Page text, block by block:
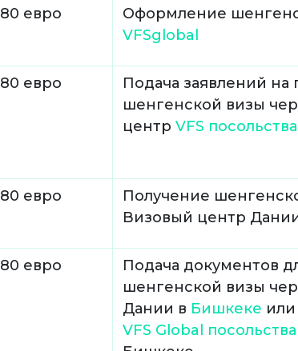
80 евро
Оформление
VFSglobal
80 евро
Подача заявлений на
шенгенской визы
центр VFS
80 евро
Получение
Визовый центр
80 евро
Подача документов
шенгенской визы
Дании в Бишкеке
VFS Global